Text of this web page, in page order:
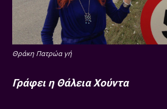
Θράκη Πατρώα γή
Γράφει η Θάλεια Χούντα